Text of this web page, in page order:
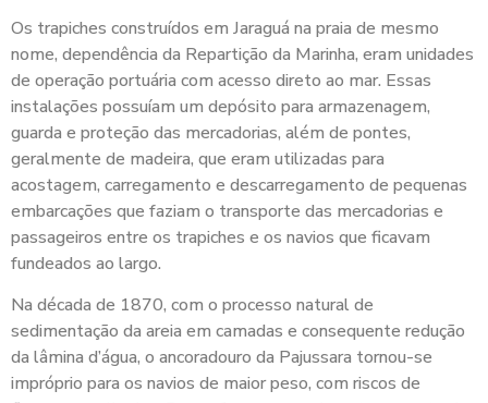
Os trapiches construídos em Jaraguá na praia de mesmo
nome, dependência da Repartição da Marinha, eram unidades
de operação portuária com acesso direto ao mar. Essas
instalações possuíam um depósito para armazenagem,
guarda e proteção das mercadorias, além de pontes,
geralmente de madeira, que eram utilizadas para
acostagem, carregamento e descarregamento de pequenas
embarcações que faziam o transporte das mercadorias e
passageiros entre os trapiches e os navios que ficavam
fundeados ao largo.
Na década de 1870, com o processo natural de
sedimentação da areia em camadas e consequente redução
da lâmina d’água, o ancoradouro da Pajussara tornou-se
impróprio para os navios de maior peso, com riscos de